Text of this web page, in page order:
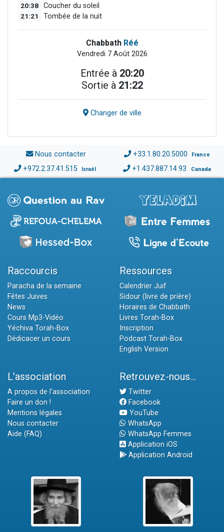
20:38 Coucher du soleil
21:21 Tombée de la nuit
Chabbath Réé
Vendredi 7 Août 2026
Entrée à 20:20
Sortie à 21:22
Changer de ville
Nous contacter +33.1.80.20.5000 France
+972.2.37.41.515 Israël +1.437.887.14.93 Canada
Raccourcis
Paracha de la semaine
Fêtes Juives
News
Cours Mp3-Vidéo
Yéchiva Torah-Box
Dédicacer un cours
Ressources
Calendrier Juif
Sidour (livre de prière)
Horaires de Chabbath
Livres Torah-Box
Inscription
Podcast Torah-Box
English Version
L'association
A propos de l'association
Faire un don !
Mentions légales
Nous contacter
Aide (FAQ)
Retrouvez-nous...
Twitter
Facebook
YouTube
WhatsApp
WhatsApp Femmes
Application iOS
Application Android